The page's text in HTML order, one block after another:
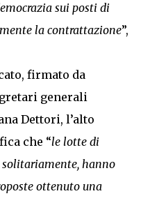
sui posti di
la contrattazione”,
firmato da
generali
Dettori, l’alto
che “le lotte di
solitariamente, hanno
ottenuto una